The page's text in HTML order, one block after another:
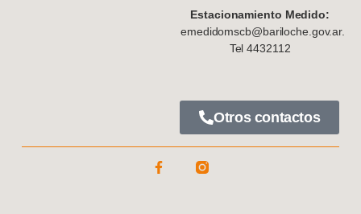
Estacionamiento Medido:
emedidomscb@bariloche.gov.ar.
Tel 4432112
Otros contactos